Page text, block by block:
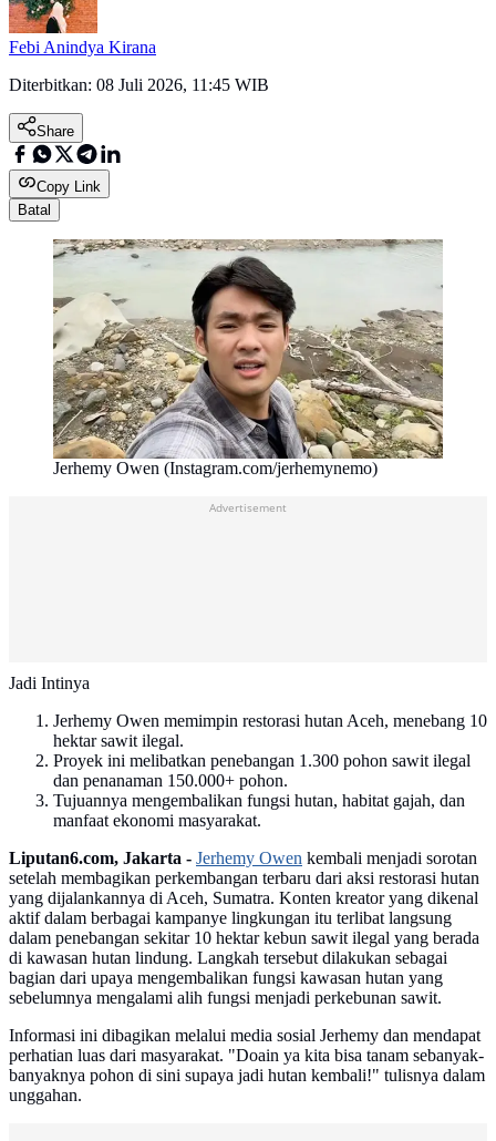
Febi Anindya Kirana
Diterbitkan: 08 Juli 2026, 11:45 WIB
Share
Copy Link
Batal
Jerhemy Owen (Instagram.com/jerhemynemo)
Advertisement
Jadi Intinya
Jerhemy Owen memimpin restorasi hutan Aceh, menebang 10
hektar sawit ilegal.
Proyek ini melibatkan penebangan 1.300 pohon sawit ilegal
dan penanaman 150.000+ pohon.
Tujuannya mengembalikan fungsi hutan, habitat gajah, dan
manfaat ekonomi masyarakat.
Liputan6.com, Jakarta - Jerhemy Owen kembali menjadi sorotan
setelah membagikan perkembangan terbaru dari aksi restorasi hutan
yang dijalankannya di Aceh, Sumatra. Konten kreator yang dikenal
aktif dalam berbagai kampanye lingkungan itu terlibat langsung
dalam penebangan sekitar 10 hektar kebun sawit ilegal yang berada
di kawasan hutan lindung. Langkah tersebut dilakukan sebagai
bagian dari upaya mengembalikan fungsi kawasan hutan yang
sebelumnya mengalami alih fungsi menjadi perkebunan sawit.
Informasi ini dibagikan melalui media sosial Jerhemy dan mendapat
perhatian luas dari masyarakat. "Doain ya kita bisa tanam sebanyak-
banyaknya pohon di sini supaya jadi hutan kembali!" tulisnya dalam
unggahan.